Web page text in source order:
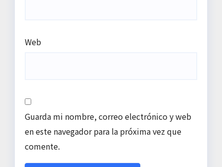
Web
Guarda mi nombre, correo electrónico y web
en este navegador para la próxima vez que
comente.